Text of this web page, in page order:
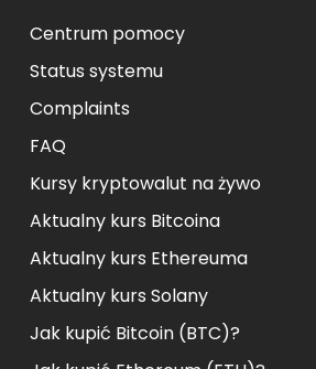
Centrum pomocy
Status systemu
Complaints
FAQ
Kursy kryptowalut na żywo
Aktualny kurs Bitcoina
Aktualny kurs Ethereuma
Aktualny kurs Solany
Jak kupić Bitcoin (BTC)?